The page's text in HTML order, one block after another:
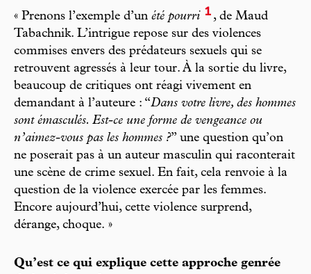
« Prenons l’exemple d’un été pourri 1 , de Maud
Tabachnik. L’intrigue repose sur des violences
commises envers des prédateurs sexuels qui se
retrouvent agressés à leur tour. À la sortie du livre,
beaucoup de critiques ont réagi vivement en
demandant à l’auteure : “Dans votre livre, des hommes
sont émasculés. Est-ce une forme de vengeance ou
n’aimez-vous pas les hommes ?” une question qu’on
ne poserait pas à un auteur masculin qui raconterait
une scène de crime sexuel. En fait, cela renvoie à la
question de la violence exercée par les femmes.
Encore aujourd’hui, cette violence surprend,
dérange, choque. »
Qu’est ce qui explique cette approche genrée